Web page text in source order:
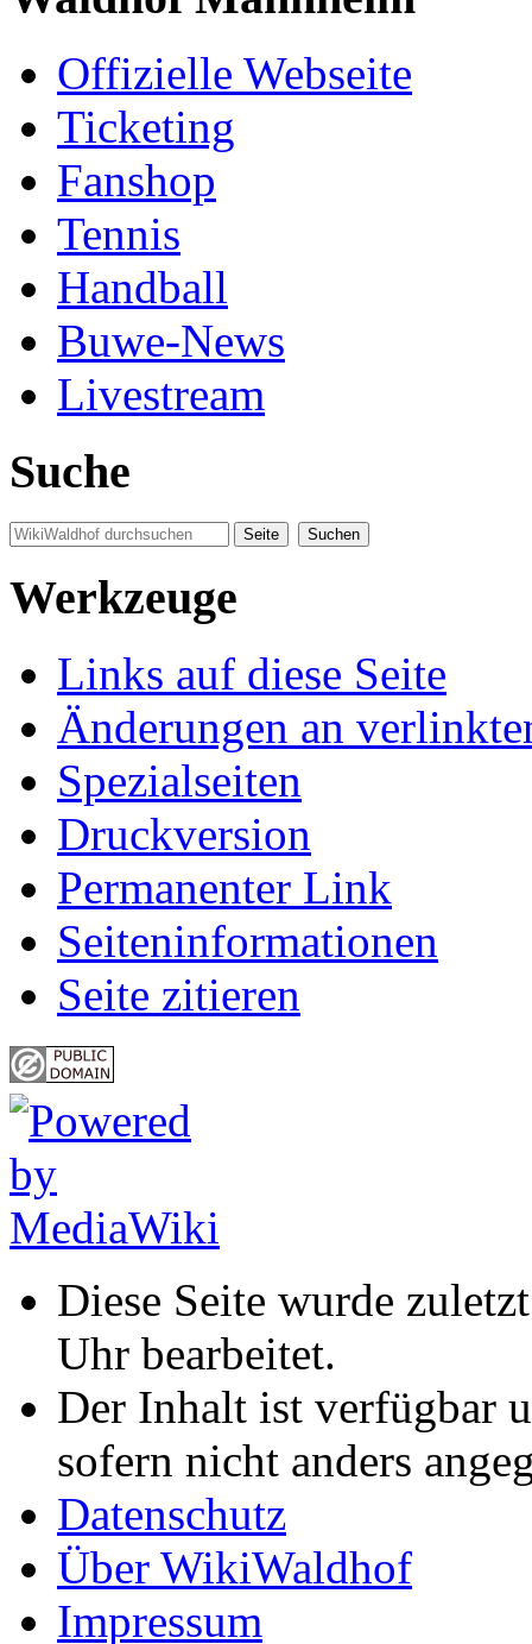
Offizielle Webseite
Ticketing
Fanshop
Tennis
Handball
Buwe-News
Livestream
Suche
Werkzeuge
Links auf diese Seite
Änderungen an
Spezialseiten
Druckversion
Permanenter Link
Seiten­informationen
Seite zitieren
Diese Seite wurde
Uhr bearbeitet.
Der Inhalt ist verfügbar
sofern nicht anders
Datenschutz
Über WikiWaldhof
Impressum